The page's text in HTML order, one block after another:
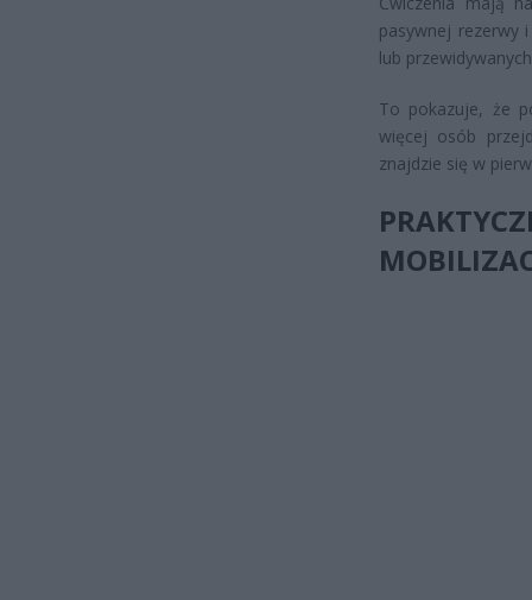
pasywnej rezerwy
lub
To pokazuje, że
więcej osób
znajdzie się w